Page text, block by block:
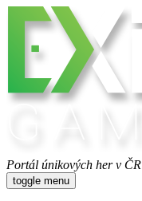
Portál únikových her v ČR
toggle menu